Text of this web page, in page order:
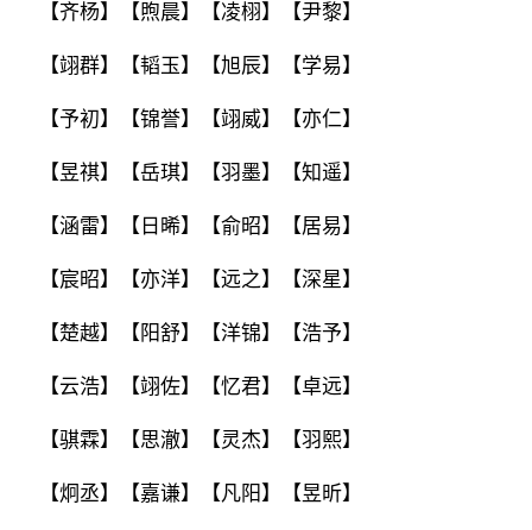
【齐杨】【煦晨】【凌栩】【尹黎】
【翊群】【韬玉】【旭辰】【学易】
【予初】【锦誉】【翊威】【亦仁】
【昱祺】【岳琪】【羽墨】【知遥】
【涵雷】【日晞】【俞昭】【居易】
【宸昭】【亦洋】【远之】【深星】
【楚越】【阳舒】【洋锦】【浩予】
【云浩】【翊佐】【忆君】【卓远】
【骐霖】【思澈】【灵杰】【羽熙】
【炯丞】【嘉谦】【凡阳】【昱昕】